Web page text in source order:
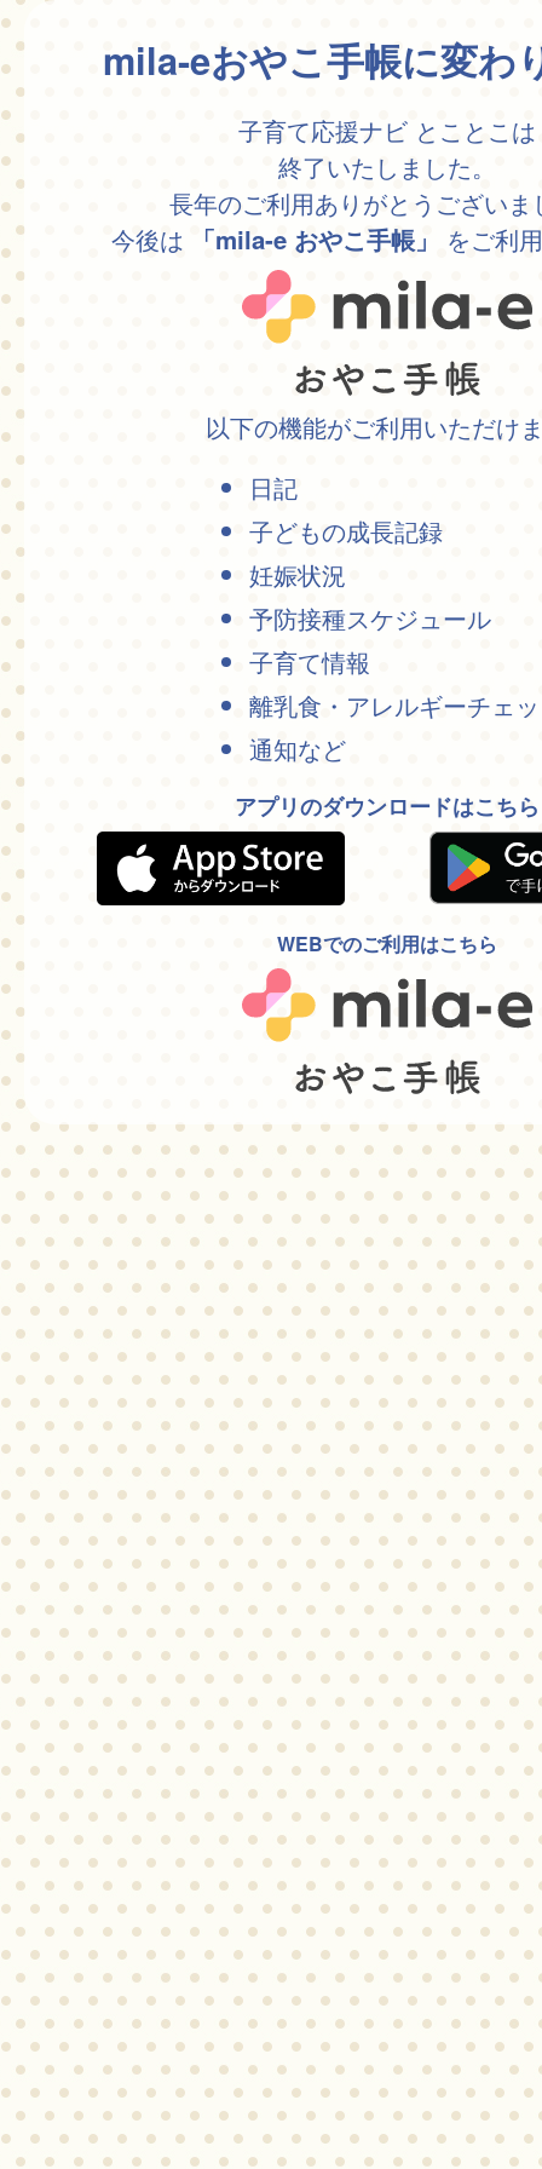
mila-eおやこ手帳に変わ
子育て応援ナビ とことこは
終了いたしました。
長年のご利用ありがとうございま
今後は
「mila-e おやこ手帳」 をご利
以下の機能がご利用いただけ
日記
子どもの成長記録
妊娠状況
予防接種スケジュール
子育て情報
離乳食・アレルギーチェ
通知など
アプリのダウンロードはこちら
WEBでのご利用はこちら